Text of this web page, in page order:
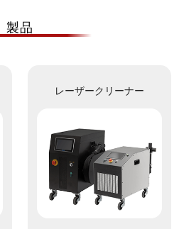
製品
レーザークリーナー